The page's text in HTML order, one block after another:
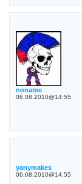
noname
06.08.2010@14:55
yanymakes
06.08.2010@14:55